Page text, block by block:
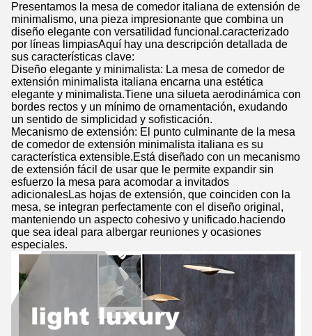
Presentamos la mesa de comedor italiana de extensión de
minimalismo, una pieza impresionante que combina un
diseño elegante con versatilidad funcional.caracterizado
por líneas limpiasAquí hay una descripción detallada de
sus características clave:
Diseño elegante y minimalista: La mesa de comedor de
extensión minimalista italiana encarna una estética
elegante y minimalista.Tiene una silueta aerodinámica con
bordes rectos y un mínimo de ornamentación, exudando
un sentido de simplicidad y sofisticación.
Mecanismo de extensión: El punto culminante de la mesa
de comedor de extensión minimalista italiana es su
característica extensible.Está diseñado con un mecanismo
de extensión fácil de usar que le permite expandir sin
esfuerzo la mesa para acomodar a invitados
adicionalesLas hojas de extensión, que coinciden con la
mesa, se integran perfectamente con el diseño original,
manteniendo un aspecto cohesivo y unificado.haciendo
que sea ideal para albergar reuniones y ocasiones
especiales.